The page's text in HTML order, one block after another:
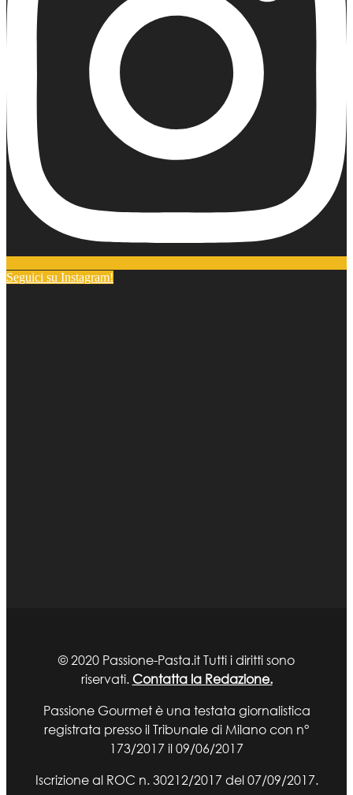
Seguici su Instagram!
© 2020 Passione-Pasta.it Tutti i diritti sono
riservati. Contatta la Redazione.
Passione Gourmet è una testata giornalistica
registrata presso il Tribunale di Milano con n°
173/2017 il 09/06/2017
Iscrizione al ROC n. 30212/2017 del 07/09/2017.